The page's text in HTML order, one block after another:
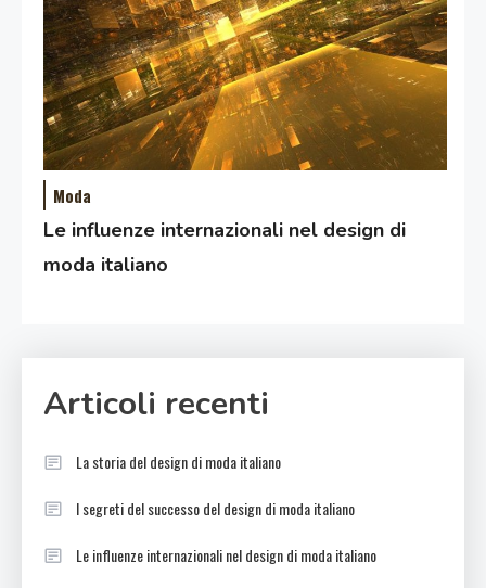
Moda
Le influenze internazionali nel design di
moda italiano
Articoli recenti
La storia del design di moda italiano
I segreti del successo del design di moda italiano
Le influenze internazionali nel design di moda italiano